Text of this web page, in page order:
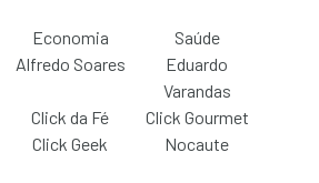
Economia
Saúde
Alfredo Soares
Eduardo
Varandas
Click da Fé
Click Gourmet
Click Geek Nocaute